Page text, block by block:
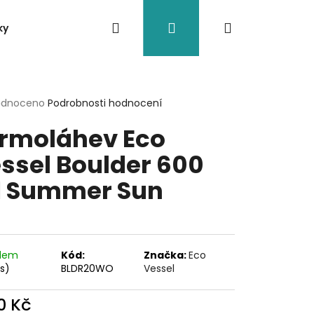
Doplňky Eko brčka
Přihlášení
Podrobnosti hodnocení
Eco
Boulder 600
Sun
Kód:
BLDR20WO
Značka:Eco
Vessel
Kč
VESSEL BOULDER